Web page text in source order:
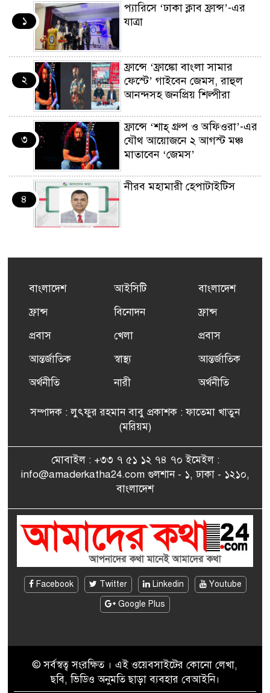
১
প্যারিসে ‘ঢাকা ক্লাব ফ্রান্স’-এর
যাত্রা
২
ফ্রান্সে ‘ফ্রাঙ্কো বাংলা সামার
ফেস্টে’ গাইবেন জেমস, রাহুল
আনন্দসহ জনপ্রিয় শিল্পীরা
৩
ফ্রান্সে ‘শাহ্ গ্রুপ ও অফিওরা’-এর
যৌথ আয়োজনে ২ আগস্ট মঞ্চ
মাতাবেন ‘জেমস’
৪
নীরব মহামারী হেপাটাইটিস
৫
এর সম্পূর্ণ বিনামূল্যের সুশি
ফ্রান্সসহ ইউরোপীয় দেশসমূহে
দাবদাহ: কারণ, প্রভাব ও করণীয়
ফ্রান্সে সংবর্ধিত হলেন যুক্তরাজ্য
বিএনপি’র আহ্বায়ক কমিটির
সাংবাদিকতায় কৃতিত্বের পুরস্কার
এমপি মমতাজ আলোকে
জেলা প্রবাসী এসোসিয়েশন’
বেদে সম্প্রদায় নিয়ে প্যারিসে
তথ্য-চলচ্চিত্র “ভাসমান জীবন”
বাংলাদেশ
ফ্রান্স
প্রবাস
আন্তর্জাতিক
অর্থনীতি
আইসিটি
বিনোদন
খেলা
স্বাস্থ্য
নারী
বাংলাদেশ
ফ্রান্স
প্রবাস
আন্তর্জাতিক
অর্থনীতি
সম্পাদক : লুৎফুর রহমান বাবু প্রকাশক : ফাতেমা খাতুন
(মরিয়ম)
মোবাইল : +৩৩ ৭ ৫১ ১২ ৭৪ ৭০ ইমেইল :
info@amaderkatha24.com গুলশান - ১, ঢাকা - ১২১০,
বাংলাদেশ
Facebook Twitter Linkedin
Youtube
Google Plus
© সর্বস্বত্ব সংরক্ষিত । এই ওয়েবসাইটের কোনো লেখা,
ছবি, ভিডিও অনুমতি ছাড়া ব্যবহার বেআইনি।